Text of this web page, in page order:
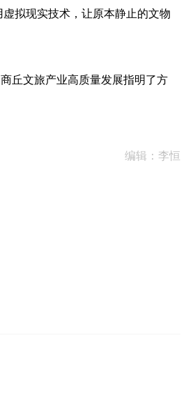
拟现实技术，让原本静止的文物
丘文旅产业高质量发展指明了方
编辑：李恒